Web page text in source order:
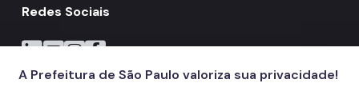
Redes Sociais
Icone do LinkedIn
Icone do YouTube
Icone do Instagram
Icone do Facebook
A Prefeitura de São Paulo valoriza sua privacidade!